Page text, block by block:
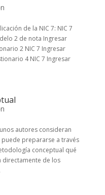
de la NIC 7: NIC 7
2 de nota Ingresar
2 NIC 7 Ingresar
4 NIC 7 Ingresar
autores consideran
prepararse a través
conceptual qué
directamente de los